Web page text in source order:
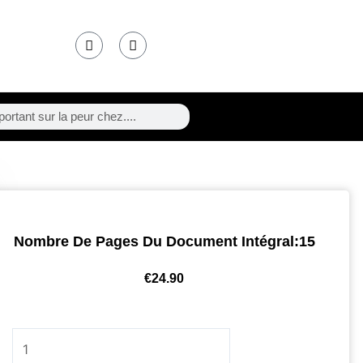
F
a
b
o
o
k
T
w
t
e
r
Nombre De Pages Du Document Intégral:15
€24.90
de